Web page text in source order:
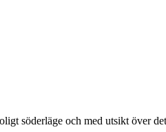
söderläge och med utsikt över